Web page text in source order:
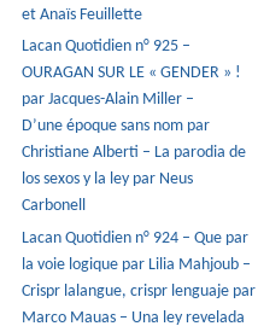
et Anaïs Feuillette
Lacan Quotidien n° 925 –
OURAGAN SUR LE « GENDER » !
par Jacques-Alain Miller –
D’une époque sans nom par
Christiane Alberti – La parodia de
los sexos y la ley par Neus
Carbonell
Lacan Quotidien n° 924 – Que par
la voie logique par Lilia Mahjoub –
Crispr lalangue, crispr lenguaje par
Marco Mauas – Una ley revelada